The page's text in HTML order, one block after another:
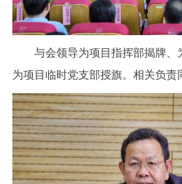
与会领导为项目指挥部揭牌、
为项目临时党支部授旗。相关负责